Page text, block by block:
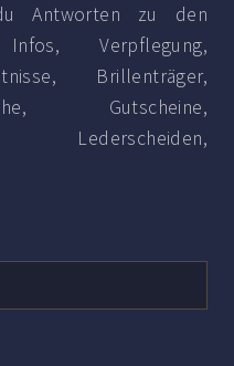
Antworten zu den
Verpflegung,
Brillenträger,
Gutscheine,
Lederscheiden,